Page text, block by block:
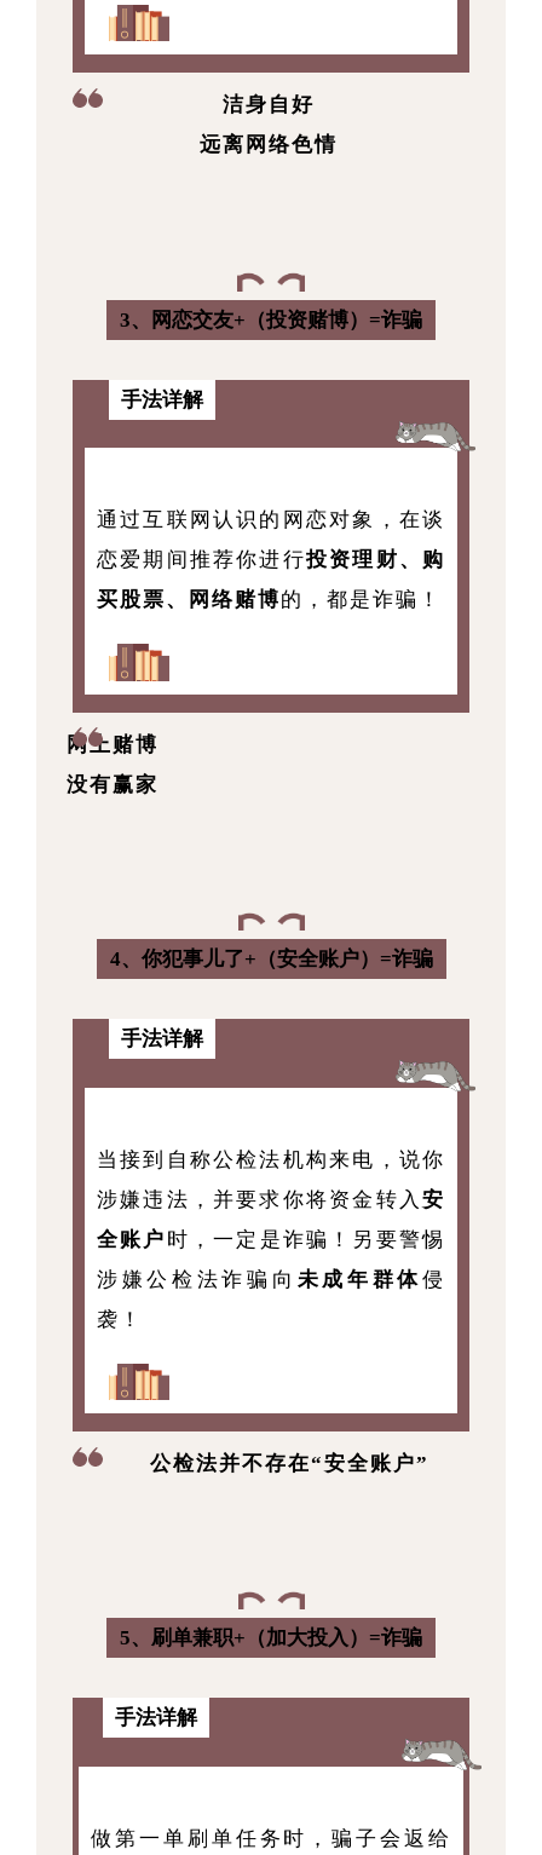
洁身自好
远离网络色情
3、网恋交友+（投资赌博）=诈骗
手法详解
通过互联网认识的网恋对象，在谈
恋爱期间推荐你进行投资理财、购
买股票、网络赌博的，都是诈骗！
网上赌博
没有赢家
4、你犯事儿了+（安全账户）=诈骗
手法详解
当接到自称公检法机构来电，说你
涉嫌违法，并要求你将资金转入安
全账户 时，一定是诈骗！另要警惕
涉嫌公检法诈骗向 未成年群体侵
袭！
公检法并不存在“安全账户”
5、刷单兼职+（加大投入）=诈骗
手法详解
做第一单刷单任务时，骗子会返给